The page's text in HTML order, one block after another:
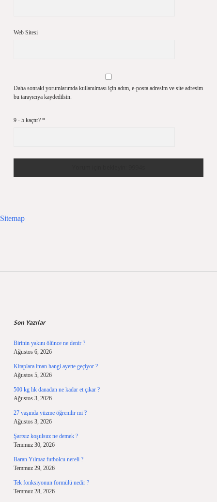
Web Sitesi
Daha sonraki yorumlarımda kullanılması için adım, e-posta adresim ve site adresim
bu tarayıcıya kaydedilsin.
9 - 5 kaçtır? *
Sitemap
Son Yazılar
Birinin yakını ölünce ne denir ?
Ağustos 6, 2026
Kitaplara iman hangi ayette geçiyor ?
Ağustos 5, 2026
500 kg lık danadan ne kadar et çıkar ?
Ağustos 3, 2026
27 yaşında yüzme öğrenilir mi ?
Ağustos 3, 2026
Şartsız koşulsuz ne demek ?
Temmuz 30, 2026
Baran Yılmaz futbolcu nereli ?
Temmuz 29, 2026
Tek fonksiyonun formülü nedir ?
Temmuz 28, 2026